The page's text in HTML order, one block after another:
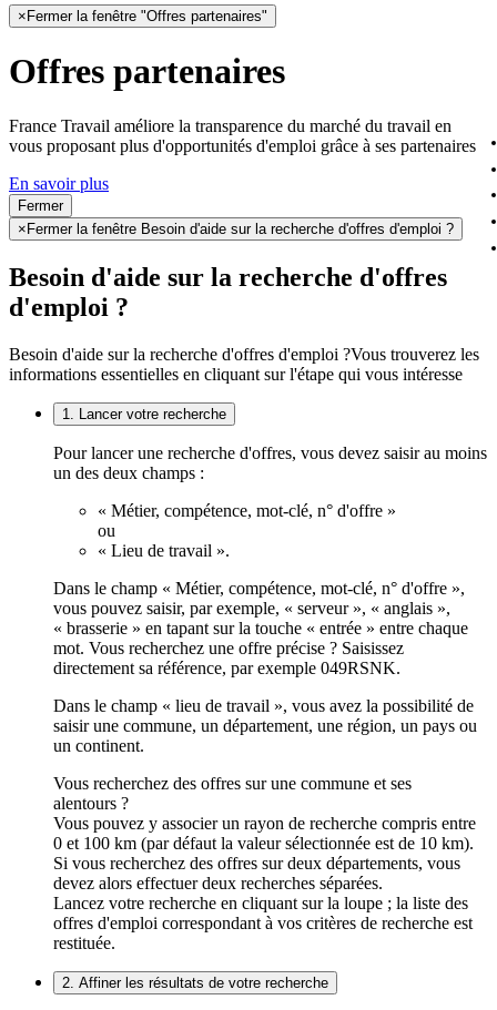
× Fermer la fenêtre "Offres partenaires"
Offres partenaires
France Travail améliore la transparence du marché du travail en
vous proposant plus d'opportunités d'emploi grâce à ses partenaires
En savoir plus
Fermer
× Fermer la fenêtre Besoin d'aide sur la recherche d'offres d'emploi ?
Besoin d'aide sur la recherche d'offres
d'emploi ?
Besoin d'aide sur la recherche d'offres d'emploi ?Vous trouverez les
informations essentielles en cliquant sur l'étape qui vous intéresse
1. Lancer votre recherche
Pour lancer une recherche d'offres, vous devez saisir au moins
un des deux champs :
« Métier, compétence, mot-clé, n° d'offre »
ou
« Lieu de travail ».
Dans le champ « Métier, compétence, mot-clé, n° d'offre »,
vous pouvez saisir, par exemple, « serveur », « anglais »,
« brasserie » en tapant sur la touche « entrée » entre chaque
mot. Vous recherchez une offre précise ? Saisissez
directement sa référence, par exemple 049RSNK.
Dans le champ « lieu de travail », vous avez la possibilité de
saisir une commune, un département, une région, un pays ou
un continent.
Vous recherchez des offres sur une commune et ses
alentours ?
Vous pouvez y associer un rayon de recherche compris entre
0 et 100 km (par défaut la valeur sélectionnée est de 10 km).
Si vous recherchez des offres sur deux départements, vous
devez alors effectuer deux recherches séparées.
Lancez votre recherche en cliquant sur la loupe ; la liste des
offres d'emploi correspondant à vos critères de recherche est
restituée.
2. Affiner les résultats de votre recherche